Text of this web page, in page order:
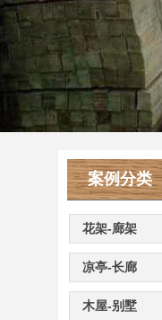
案例分类
花架-廊架
凉亭-长廊
木屋-别墅